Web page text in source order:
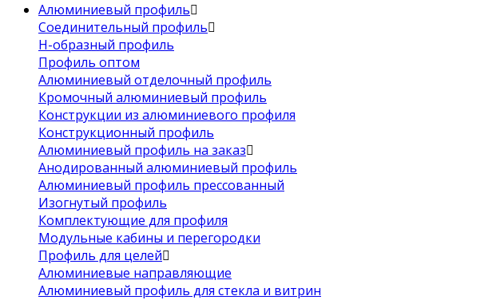
Алюминиевый профиль
Соединительный профиль
Н-образный профиль
Профиль оптом
Алюминиевый отделочный профиль
Кромочный алюминиевый профиль
Конструкции из алюминиевого профиля
Конструкционный профиль
Алюминиевый профиль на заказ
Анодированный алюминиевый профиль
Алюминиевый профиль прессованный
Изогнутый профиль
Комплектующие для профиля
Модульные кабины и перегородки
Профиль для целей
Алюминиевые направляющие
Алюминиевый профиль для стекла и витрин